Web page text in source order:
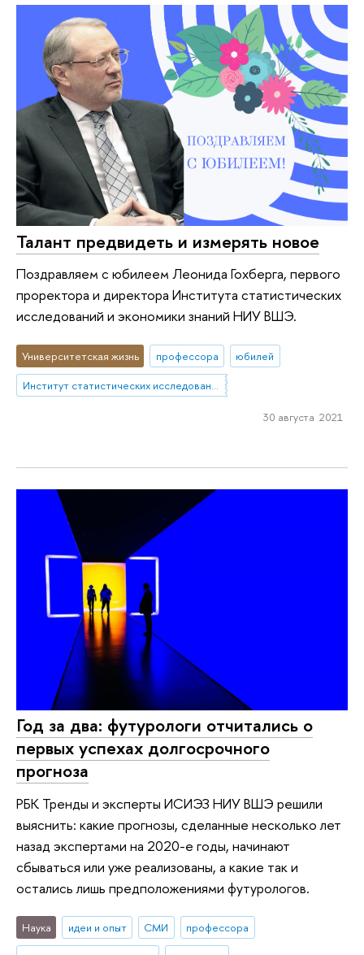
Талант предвидеть и измерять новое
Поздравляем с юбилеем Леонида Гохберга, первого
проректора и директора Института статистических
исследований и экономики знаний НИУ ВШЭ.
Университетская жизнь профессора
юбилей
Институт статистических исследований и экономики знаний
30 августа 2021
Год за два: футурологи отчитались о
первых успехах долгосрочного
прогноза
РБК Тренды и эксперты ИСИЭЗ НИУ ВШЭ решили
выяснить: какие прогнозы, сделанные несколько лет
назад экспертами на 2020-е годы, начинают
сбываться или уже реализованы, а какие так и
остались лишь предположениями футурологов.
Наука идеи и опыт СМИ
профессора